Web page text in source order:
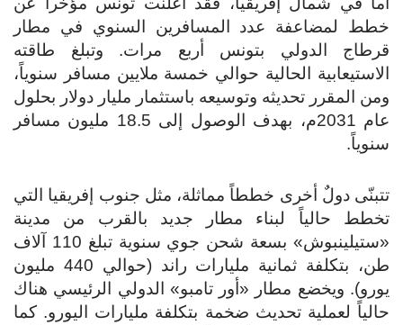
خطط لمضاعفة عدد المسافرين السنوي في مطار
قرطاج الدولي بتونس أربع مرات. وتبلغ طاقته
الاستيعابية الحالية حوالي خمسة ملايين مسافر سنوياً،
ومن المقرر تحديثه وتوسيعه باستثمار مليار دولار بحلول
عام 2031م، بهدف الوصول إلى 18.5 مليون مسافر
سنوياً.
تتبنّى دولٌ أخرى خططاً مماثلة، مثل جنوب إفريقيا التي
تخطط حالياً لبناء مطار جديد بالقرب من مدينة
«ستيلينبوش» بسعة شحن جوي سنوية تبلغ 110 آلاف
طن، بتكلفة ثمانية مليارات راند (حوالي 440 مليون
يورو). ويخضع مطار «أور تامبو» الدولي الرئيسي هناك
حالياً لعملية تحديث ضخمة بتكلفة مليارات اليورو. كما